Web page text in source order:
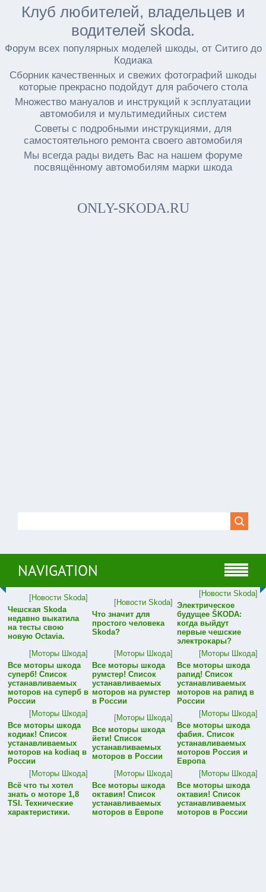
Клуб любителей, владельцев и
водителей skoda.
Форум всех популярных моделей шкоды, от Ситиго до
Кодиака
Сборник качественных и свежих фотографий шкоды
которые прекрасно подойдут для рабочего стола
Множество мануалов и инструкций к эсплуатации
автомобиля и мультимедийных систем
Советы с подробными инструкциями, для
самостоятельного ремонта своего автомобиля
Мы всегда рады видеть Вас на нашем форуме
посвящённому автомобилям марки шкода
ONLY-SKODA.RU
NAVIGATION
[Новости Skoda]
Чешская Skoda
недавно выкатила
на тесты свою
новую Octavia.
[Новости Skoda]
Что значит для
простого человека
Skoda?
[Новости Skoda]
Электрическое
будущее ŠKODA:
когда выйдут
первые чешские
электрокары?
[Моторы Шкода]
Все моторы шкода
суперб! Список
устанавливаемых
моторов на суперб в
России
[Моторы Шкода]
Все моторы шкода
румстер! Список
устанавливаемых
моторов на румстер
в России
[Моторы Шкода]
Все моторы шкода
рапид! Список
устанавливаемых
моторов на рапид в
России
[Моторы Шкода]
Все моторы шкода
кодиак! Список
устанавливаемых
моторов на kodiaq в
России
[Моторы Шкода]
Все моторы шкода
йети! Список
устанавливаемых
моторов в России
[Моторы Шкода]
Все моторы шкода
фабия. Список
устанавливаемых
моторов Россия и
Европа
[Моторы Шкода]
Всё что ты хотел
знать о моторе 1,8
TSI. Технические
характеристики.
[Моторы Шкода]
Все моторы шкода
октавия! Список
устанавливаемых
моторов в Европе
[Моторы Шкода]
Все моторы шкода
октавия! Список
устанавливаемых
моторов в России